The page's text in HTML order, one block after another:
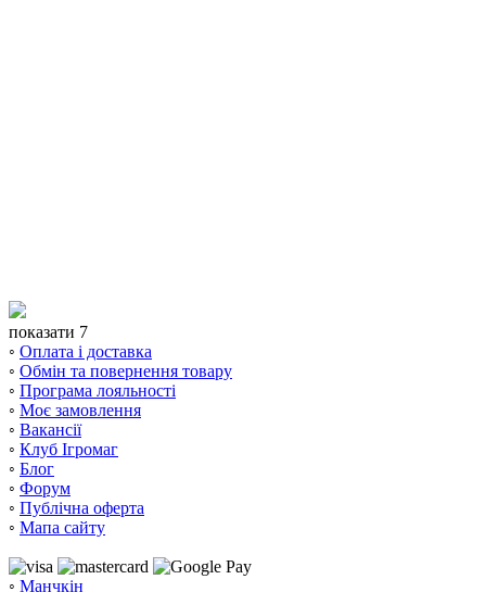
показати 7
◦ Оплата і доставка
◦ Обмін та повернення товару
◦ Програма лояльності
◦ Моє замовлення
◦ Вакансії
◦ Клуб Ігромаг
◦ Блог
◦ Форум
◦ Публічна оферта
◦ Мапа сайту
◦ Манчкін